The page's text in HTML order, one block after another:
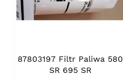
87803197 Filtr Paliwa 580
SR 695 SR